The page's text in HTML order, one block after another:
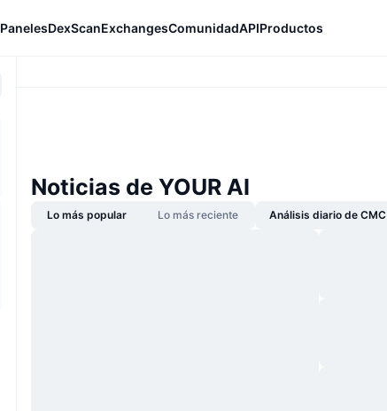
PanelesDexScanExchangesComunidadAPIProductos
Noticias de YOUR AI
Lo más popular Lo más reciente Análisis diario de CMC